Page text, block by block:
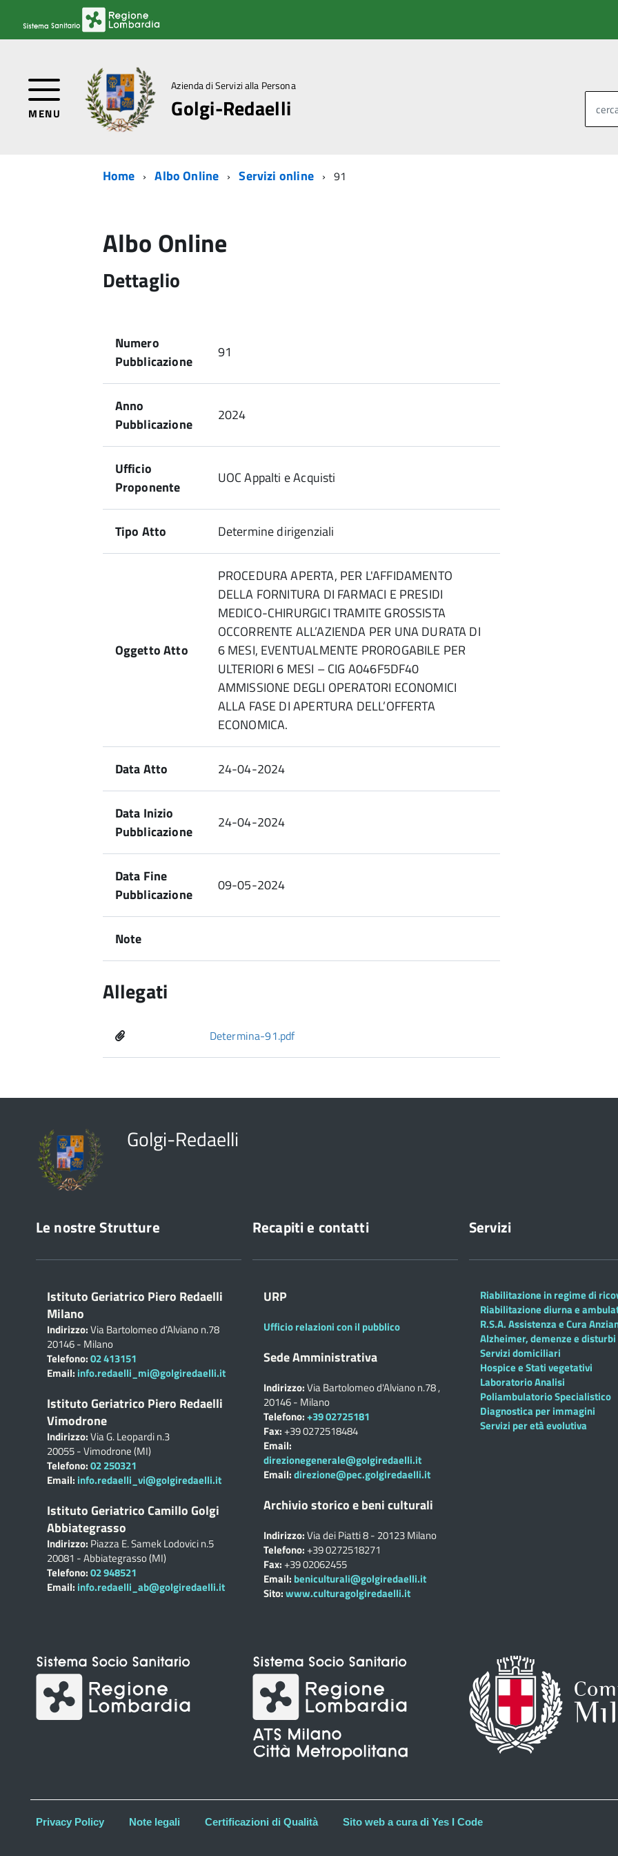
MENU
Azienda di Servizi alla Persona
Golgi-Redaelli
Home Albo Online Servizi online 91
Albo Online
Dettaglio
Numero
Pubblicazione
91
Anno
Pubblicazione
2024
Ufficio
Proponente
UOC Appalti e Acquisti
Tipo Atto Determine dirigenziali
Oggetto Atto
PROCEDURA APERTA, PER L'AFFIDAMENTO
DELLA FORNITURA DI FARMACI E PRESIDI
MEDICO-CHIRURGICI TRAMITE GROSSISTA
OCCORRENTE ALL’AZIENDA PER UNA DURATA DI
6 MESI, EVENTUALMENTE PROROGABILE PER
ULTERIORI 6 MESI – CIG A046F5DF40
AMMISSIONE DEGLI OPERATORI ECONOMICI
ALLA FASE DI APERTURA DELL’OFFERTA
ECONOMICA.
Data Atto 24-04-2024
Data Inizio
Pubblicazione
24-04-2024
Data Fine
Pubblicazione
09-05-2024
Note
Allegati
Determina-91.pdf
Golgi-Redaelli
Le nostre Strutture
Istituto Geriatrico Piero Redaelli
Milano
Indirizzo:Via Bartolomeo d'Alviano n.78
20146 - Milano
Telefono:02 413151
Email: info.redaelli_mi@golgiredaelli.it
Istituto Geriatrico Piero Redaelli
Vimodrone
Indirizzo:Via G. Leopardi n.3
20055 - Vimodrone (MI)
Telefono:02 250321
Email: info.redaelli_vi@golgiredaelli.it
Istituto Geriatrico Camillo Golgi
Abbiategrasso
Indirizzo: Piazza E. Samek Lodovici n.5
20081 - Abbiategrasso (MI)
Telefono:02 948521
Email: info.redaelli_ab@golgiredaelli.it
Recapiti e contatti
URP
Ufficio relazioni con il pubblico
Sede Amministrativa
Indirizzo:Via Bartolomeo d'Alviano n.78 ,
20146 - Milano
Telefono:+39 02725181
Fax:+39 0272518484
Email:
direzionegenerale@golgiredaelli.it
Email:direzione@pec.golgiredaelli.it
Archivio storico e beni culturali
Indirizzo:Via dei Piatti 8 - 20123 Milano
Telefono:+39 0272518271
Fax:+39 02062455
Email: beniculturali@golgiredaelli.it
Sito:www.culturagolgiredaelli.it
Servizi
Riabilitazione in regime di
Riabilitazione diurna e
R.S.A. Assistenza e Cura
Alzheimer, demenze e
Servizi domiciliari
Hospice e Stati vegetativi
Laboratorio Analisi
Poliambulatorio Specialistico
Diagnostica per immagini
Servizi per età evolutiva
Privacy Policy Note legali Certificazioni di Qualità Sito web a cura di Yes I Code